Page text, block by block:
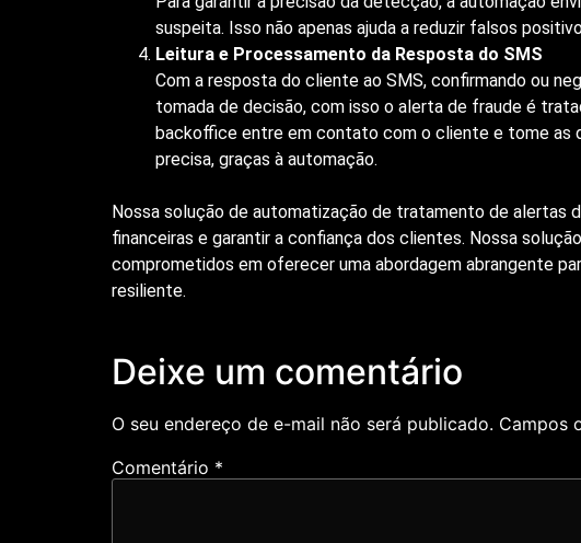
suspeita. Isso não apenas ajuda a reduzir falsos
Leitura e Processamento da Resposta do SMS
Com a resposta do cliente ao SMS, confirmando ou
tomada de decisão, com isso o alerta de fraude é
backoffice entre em contato com o cliente e tome as
precisa, graças à automação.
Nossa solução de automatização de tratamento de alertas
financeiras e garantir a confiança dos clientes. Nossa
comprometidos em oferecer uma abordagem abrangente
resiliente.
Deixe um comentário
O seu endereço de e-mail não será publicado. Campos
Comentário *